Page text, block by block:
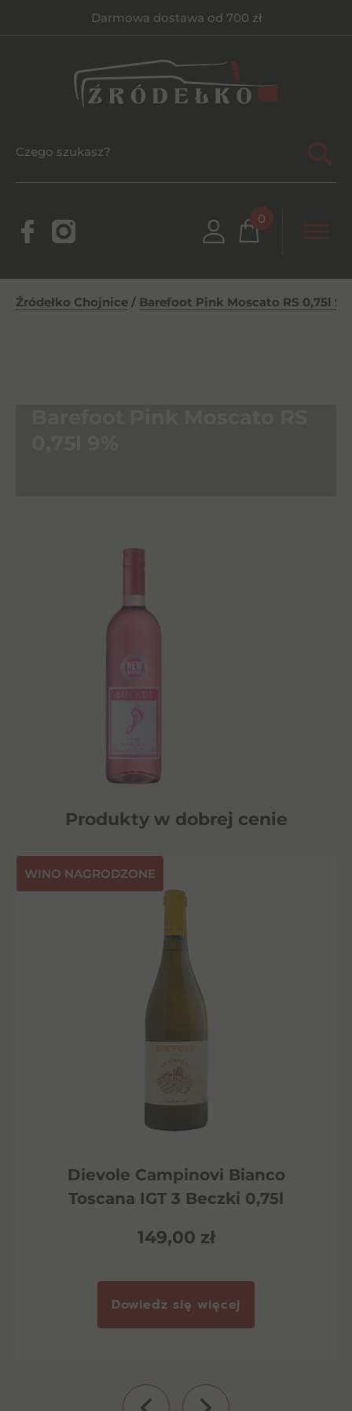
Darmowa dostawa od 700 zł
0
Źródełko Chojnice / Barefoot Pink Moscato RS 0,75l 9%
Produkty w dobrej cenie
⁠WINO NAGRODZONE
Dievole Campinovi Bianco
Toscana IGT 3 Beczki 0,75l
149,00 zł
Dowiedz się więcej